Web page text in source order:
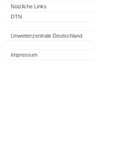
Nützliche Links
DTN
Unwetterzentrale Deutschland
Impressum